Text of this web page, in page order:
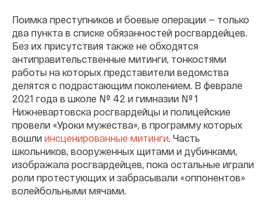
Поимка преступников и боевые операции — только
два пункта в списке обязанностей росгвардейцев.
Без их присутствия также не обходятся
антиправительственные митинги, тонкостями
работы на которых представители ведомства
делятся с подрастающим поколением. В феврале
2021 года в школе № 42 и гимназии № 1
Нижневартовска росгвардейцы и полицейские
провели «Уроки мужества», в программу которых
вошли инсценированные митинги. Часть
школьников, вооруженных щитами и дубинками,
изображала росгвардейцев, пока остальные играли
роли протестующих и забрасывали «оппонентов»
волейбольными мячами.